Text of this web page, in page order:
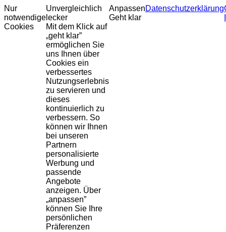
Nur
notwendige
Cookies
Unvergleichlich
lecker
Mit dem Klick auf
„geht klar”
ermöglichen Sie
uns Ihnen über
Cookies ein
verbessertes
Nutzungserlebnis
zu servieren und
dieses
kontinuierlich zu
verbessern. So
können wir Ihnen
bei unseren
Partnern
personalisierte
Werbung und
passende
Angebote
anzeigen. Über
„anpassen”
können Sie Ihre
persönlichen
Präferenzen
Anpassen
Geht klar
Datenschutzerklärung